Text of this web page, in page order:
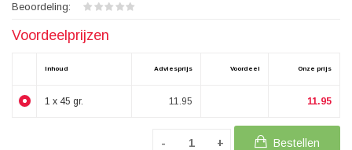
Beoordeling:
Voordeelprijzen
Inhoud Adviesprijs Voordeel Onze prijs
1 x 45 gr. 11.95 11.95
Bestellen